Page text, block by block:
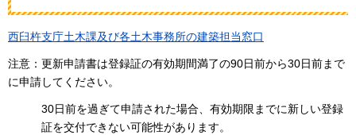
西臼杵支庁土木課及び各土木事務所の建築担当窓口
注意：更新申請書は登録証の有効期間満了の90日前から30日前まで
に申請してください。
30日前を過ぎて申請された場合、有効期限までに新しい登録
証を交付できない可能性があります。